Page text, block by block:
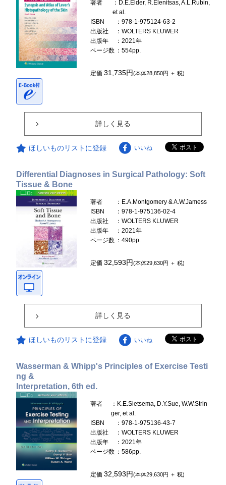
著者
：D.E.Elder, R.Elenitsas, A.L.Rubin,
et al.
ISBN
：978-1-975124-63-2
出版社
：WOLTERS KLUWER
出版年
：2021年
ページ数 ：554pp.
定価31,735円(本体28,850円 ＋ 税)
詳しく見る
ほしいものリストに登録 いいね
Differential Diagnoses in Surgical Pathology: Soft
Tissue & Bone
著者
：E.A.Montgomery & A.W.Jamess
ISBN
：978-1-975136-02-4
出版社
：WOLTERS KLUWER
出版年
：2021年
ページ数 ：490pp.
定価32,593円(本体29,630円 ＋ 税)
詳しく見る
ほしいものリストに登録 いいね
Wasserman & Whipp's Principles of Exercise Testi
ng &
Interpretation, 6th ed.
著者
：K.E.Sietsema, D.Y.Sue, W.W.Strin
ger, et al.
ISBN
：978-1-975136-43-7
出版社
：WOLTERS KLUWER
出版年
：2021年
ページ数 ：586pp.
定価32,593円(本体29,630円 ＋ 税)